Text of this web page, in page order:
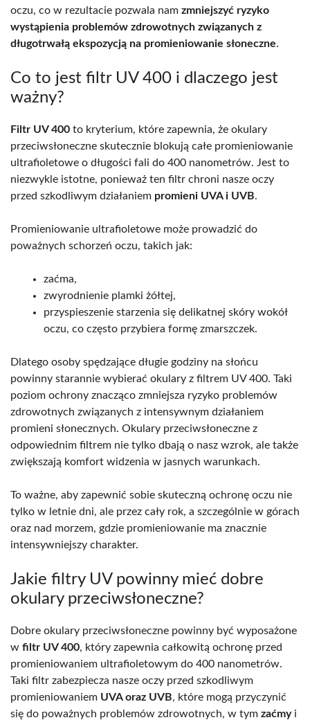
oczu, co w rezultacie pozwala nam zmniejszyć ryzyko
wystąpienia problemów zdrowotnych związanych z
długotrwałą ekspozycją na promieniowanie słoneczne.
Co to jest filtr UV 400 i dlaczego jest
ważny?
Filtr UV 400 to kryterium, które zapewnia, że okulary
przeciwsłoneczne skutecznie blokują całe promieniowanie
ultrafioletowe o długości fali do 400 nanometrów. Jest to
niezwykle istotne, ponieważ ten filtr chroni nasze oczy
przed szkodliwym działaniem promieni UVA i UVB.
Promieniowanie ultrafioletowe może prowadzić do
poważnych schorzeń oczu, takich jak:
zaćma,
zwyrodnienie plamki żółtej,
przyspieszenie starzenia się delikatnej skóry wokół
oczu, co często przybiera formę zmarszczek.
Dlatego osoby spędzające długie godziny na słońcu
powinny starannie wybierać okulary z filtrem UV 400. Taki
poziom ochrony znacząco zmniejsza ryzyko problemów
zdrowotnych związanych z intensywnym działaniem
promieni słonecznych. Okulary przeciwsłoneczne z
odpowiednim filtrem nie tylko dbają o nasz wzrok, ale także
zwiększają komfort widzenia w jasnych warunkach.
To ważne, aby zapewnić sobie skuteczną ochronę oczu nie
tylko w letnie dni, ale przez cały rok, a szczególnie w górach
oraz nad morzem, gdzie promieniowanie ma znacznie
intensywniejszy charakter.
Jakie filtry UV powinny mieć dobre
okulary przeciwsłoneczne?
Dobre okulary przeciwsłoneczne powinny być wyposażone
w filtr UV 400, który zapewnia całkowitą ochronę przed
promieniowaniem ultrafioletowym do 400 nanometrów.
Taki filtr zabezpiecza nasze oczy przed szkodliwym
promieniowaniem UVA oraz UVB, które mogą przyczynić
się do poważnych problemów zdrowotnych, w tym zaćmyi